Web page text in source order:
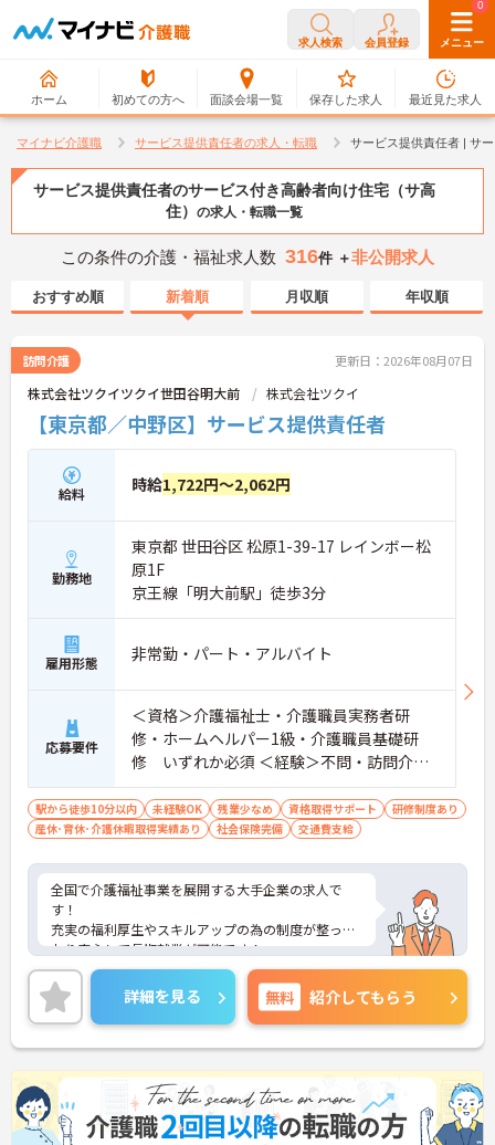
求人検索 会員登録 メニュー
ホーム 初めての方へ 面談会場一覧
0
保存した求人
0
最近見た求人
マイナビ介護職 サービス提供責任者の求人・転職 サービス提供責任者 | サ
サービス提供責任者のサービス付き高齢者向け住宅（サ高
住） の求人・転職一覧
この条件の介護・福祉求人数 316件 ＋非公開求人
おすすめ順 新着順 月収順 年収順
訪問介護 更新日：2026年08月07日
株式会社ツクイツクイ世田谷明大前 株式会社ツクイ
【東京都／中野区】サービス提供責任者
給料 時給1,722円～2,062円
勤務地
東京都 世田谷区 松原1-39-17 レインボー松
原1F
京王線「明大前駅」徒歩3分
雇用形態 非常勤・パート・アルバイト
応募要件
＜資格＞介護福祉士・介護職員実務者研
修・ホームヘルパー1級・介護職員基礎研
修 いずれか必須 ＜経験＞不問・訪問介護
の実務経験歓迎
駅から徒歩10分以内 未経験OK 残業少なめ 資格取得サポート
研修制度あり
産休･育休･介護休暇取得実績あり
社会保険完備 交通費支給
全国で介護福祉事業を展開する大手企業の求人で
す！
充実の福利厚生やスキルアップの為の制度が整って
おり安心して長期就業が可能です！
ご興味ある方には、面接のポイントなど、さらに詳
細をお話致しますのでお気軽にご相談ください。
詳細を見る 無料 紹介してもらう